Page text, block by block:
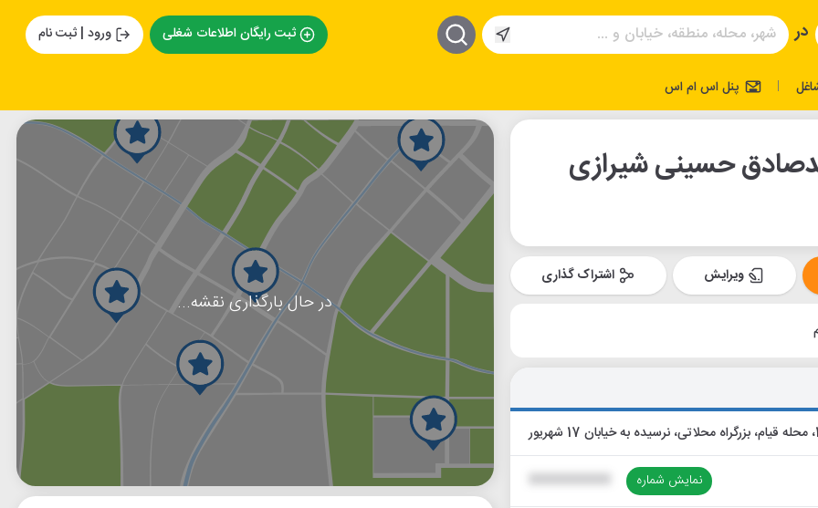
در ثبت رایگان اطلاعات شغلی ورود | ثبت نام
| پنل اس ام اس
حسینی شیرازی
ویرایش اشتراک گذاری
نمایش شماره XXXXXXXXXX
در حال بارگذاری نقشه...